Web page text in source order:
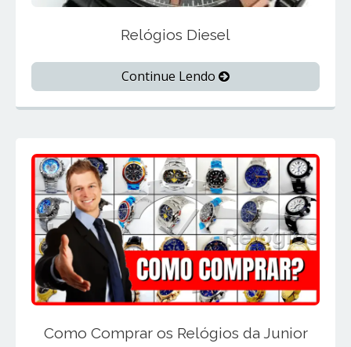
Relógios Diesel
Continue Lendo
Como Comprar os Relógios da Junior